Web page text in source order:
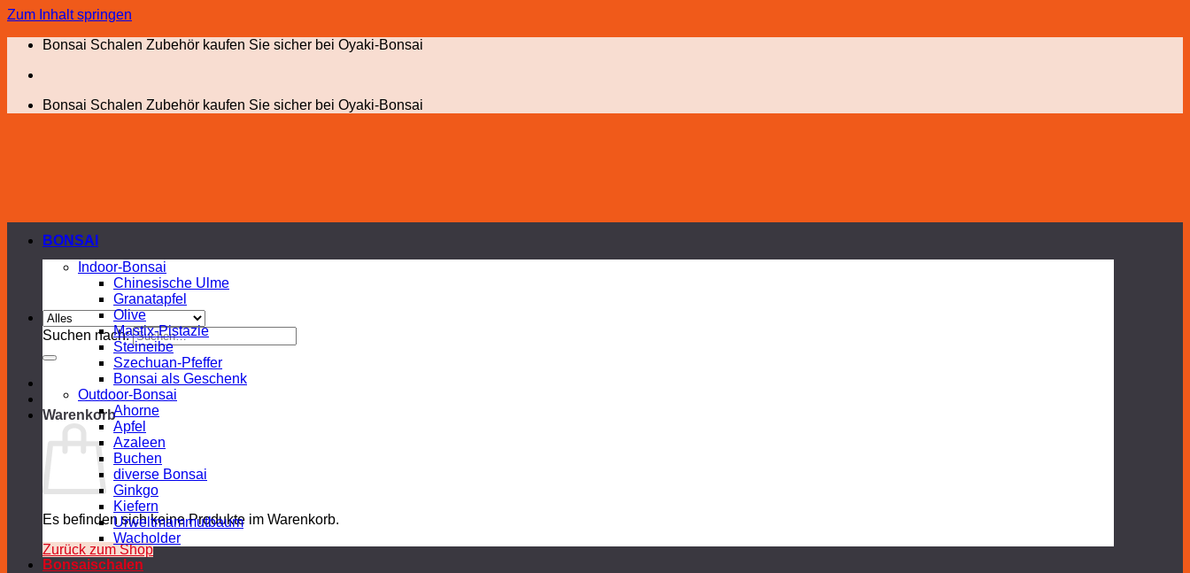
Zum Inhalt springen
Bonsai Schalen Zubehör kaufen Sie sicher bei Oyaki-Bonsai
Bonsai Schalen Zubehör kaufen Sie sicher bei Oyaki-Bonsai
Suchen nach:
Warenkorb
Es befinden sich keine Produkte im Warenkorb.
Zurück zum Shop
BONSAI
Indoor-Bonsai
Chinesische Ulme
Granatapfel
Olive
Mastix-Pistazie
Steineibe
Szechuan-Pfeffer
Bonsai als Geschenk
Outdoor-Bonsai
Ahorne
Apfel
Azaleen
Buchen
diverse Bonsai
Ginkgo
Kiefern
Urweltmammutbaum
Wacholder
Bonsaischalen